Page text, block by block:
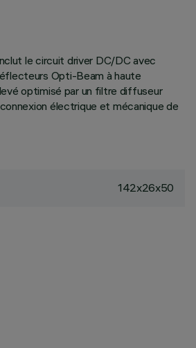
le circuit driver DC/DC avec
Opti-Beam à haute
optimisé par un filtre diffuseur
électrique et mécanique de
142x26x50